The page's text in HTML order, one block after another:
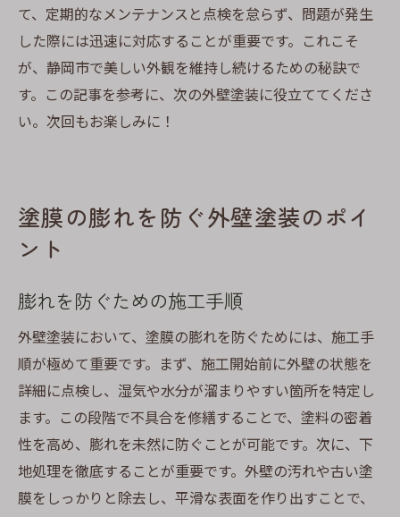
て、定期的なメンテナンスと点検を怠らず、問題が発生
した際には迅速に対応することが重要です。これこそ
が、静岡市で美しい外観を維持し続けるための秘訣で
す。この記事を参考に、次の外壁塗装に役立ててくださ
い。次回もお楽しみに！
塗膜の膨れを防ぐ外壁塗装のポイ
ント
膨れを防ぐための施工手順
外壁塗装において、塗膜の膨れを防ぐためには、施工手
順が極めて重要です。まず、施工開始前に外壁の状態を
詳細に点検し、湿気や水分が溜まりやすい箇所を特定し
ます。この段階で不具合を修繕することで、塗料の密着
性を高め、膨れを未然に防ぐことが可能です。次に、下
地処理を徹底することが重要です。外壁の汚れや古い塗
膜をしっかりと除去し、平滑な表面を作り出すことで、